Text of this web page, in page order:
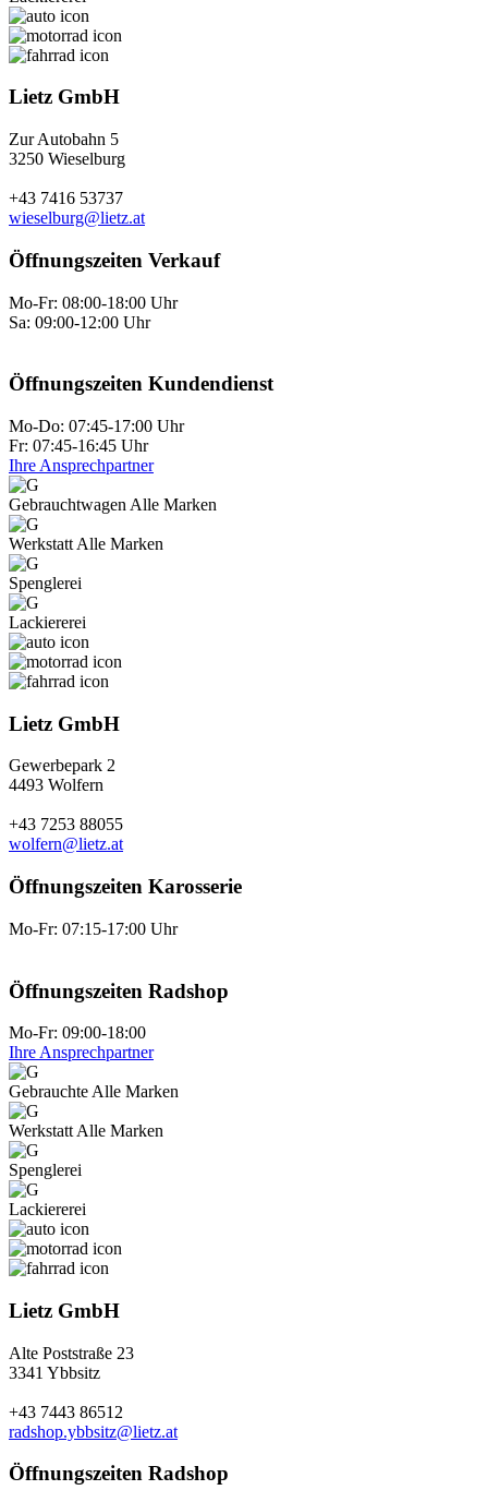
Lietz GmbH
Zur Autobahn 5
3250 Wieselburg
+43 7416 53737
wieselburg@lietz.at
Öffnungszeiten Verkauf
Mo-Fr: 08:00-18:00 Uhr
Sa: 09:00-12:00 Uhr
Öffnungszeiten Kundendienst
Mo-Do: 07:45-17:00 Uhr
Fr: 07:45-16:45 Uhr
Ihre Ansprechpartner
Gebraucht­wagen Alle Marken
Werkstatt Alle Marken
Spenglerei
Lackiererei
Lietz GmbH
Gewerbepark 2
4493 Wolfern
+43 7253 88055
wolfern@lietz.at
Öffnungszeiten Karosserie
Mo-Fr: 07:15-17:00 Uhr
Öffnungszeiten Radshop
Mo-Fr: 09:00-18:00
Ihre Ansprechpartner
Gebrauchte Alle Marken
Werkstatt Alle Marken
Spenglerei
Lackiererei
Lietz GmbH
Alte Poststraße 23
3341 Ybbsitz
+43 7443 86512
radshop.ybbsitz@lietz.at
Öffnungszeiten Radshop